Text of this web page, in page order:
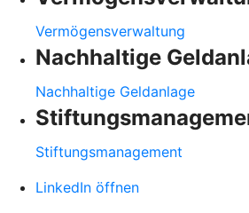
Vermögensverwaltung
Nachhaltige
Nachhaltige Geldanlage
Stiftungsmanagement
LinkedIn öffnen